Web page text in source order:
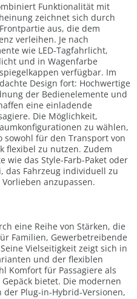
Funktionalität mit
zeichnet sich durch
aus, die dem
verleihen. Je nach
wie LED-Tagfahrlicht,
und in Wagenfarbe
verfügbar. Im
Design fort: Hochwertige
der Bedienelemente und
eine einladende
Die Möglichkeit,
zu wählen,
sowohl für den Transport von
flexibel zu nutzen. Zudem
wie das Style-Farb-Paket oder
das Fahrzeug individuell zu
anzupassen.
eine Reihe von Stärken, die
Familien, Gewerbetreibende
Vielseitigkeit zeigt sich in
und der flexiblen
Komfort für Passagiere als
bietet. Die modernen
Plug-in-Hybrid-Versionen,